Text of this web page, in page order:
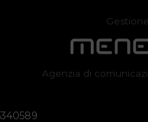
Gestione
Agenzia di